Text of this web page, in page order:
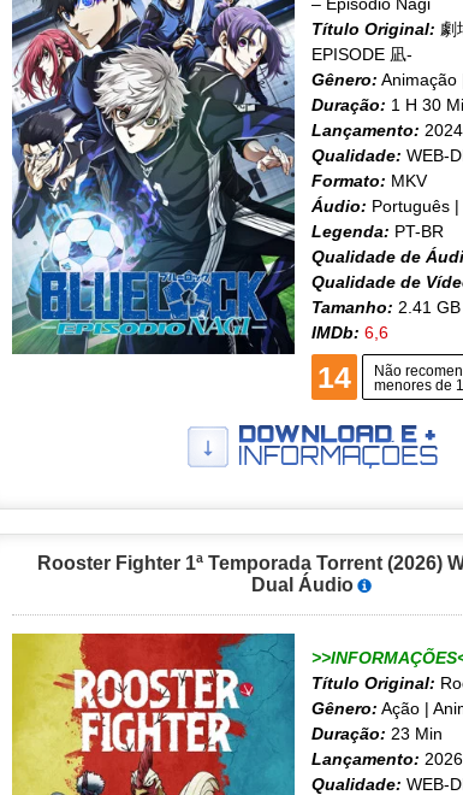
Título Original: 劇
EPISODE 凪-
Gênero: Animação
Duração: 1 H 30
Lançamento: 2024
Qualidade: WEB-
Formato: MKV
Áudio: Português
Legenda: PT-BR
Qualidade de
Qualidade de
Tamanho: 2.41 GB
IMDb: 6,6
14
Não
menores de
Rooster Fighter 1ª Temporada Torrent (2026)
Dual Áudio
Título Original:
Gênero: Ação |
Duração: 23 Min
Lançamento: 2026
Qualidade: WEB-